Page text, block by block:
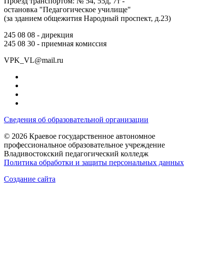
остановка "Педагогическое училище"
(за зданием общежития Народный проспект, д.23)
245 08 08 - дирекция
245 08 30 - приемная комиссия
VPK_VL@mail.ru
Сведения об образовательной организации
© 2026 Краевое государственное автономное
профессиональное образовательное учреждение
Владивостокский педагогический колледж
Политика обработки и защиты персональных данных
Создание сайта